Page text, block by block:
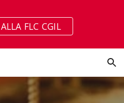
Skip to navigation
FLC CGIL